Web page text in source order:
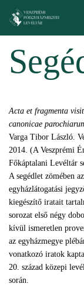
Acta et fragmenta
canonicae
Varga Tibor László.
2014. (A Veszprémi
Főkáptalani Levéltár
A segédlet zömében az
egyházlátogatási
kiegészítő iratait
sorozat első négy
kívül ismeretlen
az egyházmegye
vonatkozó iratok
20. század közepi
során.